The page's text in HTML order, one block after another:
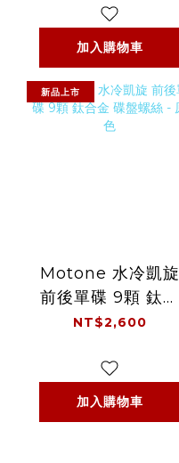
加入購物車
新品上市
Motone 水冷凱旋
前後單碟 9顆 鈦合
金 碟盤螺絲 - 原色
NT$2,600
加入購物車